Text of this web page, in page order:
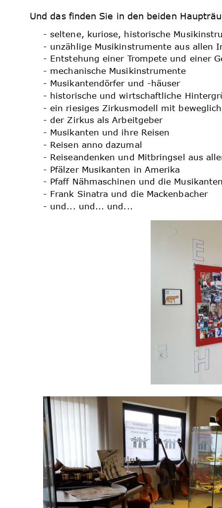
Und das finden Sie in den beiden
- seltene, kuriose, historische
- unzählige Musikinstrumente aus allen
- Entstehung einer Trompete und einer
- mechanische Musikinstrumente
- Musikantendörfer und -häuser
- historische und wirtschaftliche
- ein riesiges Zirkusmodell mit
- der Zirkus als Arbeitgeber
- Musikanten und ihre Reisen
- Reisen anno dazumal
- Reiseandenken und Mitbringsel aus
- Pfälzer Musikanten in Amerika
- Pfaff Nähmaschinen und die
- Frank Sinatra und die Mackenbacher
- und... und... und...